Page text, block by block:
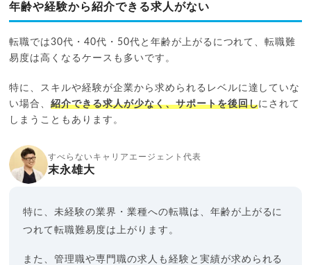
年齢や経験から紹介できる求人がない
転職では30代・40代・50代と年齢が上がるにつれて、転職難
易度は高くなるケースも多いです。
特に、スキルや経験が企業から求められるレベルに達していな
い場合、紹介できる求人が少なく、サポートを後回しにされて
しまうこともあります。
すべらないキャリアエージェント代表
末永雄大
特に、未経験の業界・業種への転職は、年齢が上がるに
つれて転職難易度は上がります。
また、管理職や専門職の求人も経験と実績が求められる